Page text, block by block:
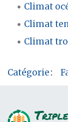
Climat
Climat
Climat
Catégorie: